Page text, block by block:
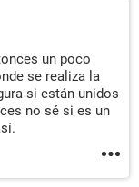
un poco
se realiza la
si están unidos
no sé si es un